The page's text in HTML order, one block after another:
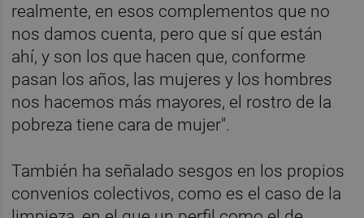
realmente, en esos complementos que no
nos damos cuenta, pero que sí que están
ahí, y son los que hacen que, conforme
pasan los años, las mujeres y los hombres
nos hacemos más mayores, el rostro de la
pobreza tiene cara de mujer".
También ha señalado sesgos en los propios
convenios colectivos, como es el caso de la